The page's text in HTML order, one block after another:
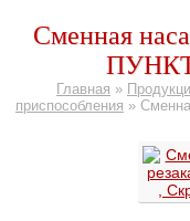
Сменная
Главная »
приспособления »